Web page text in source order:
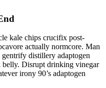
kale chips crucifix post-
actually normcore. Man
distillery adaptogen
Disrupt drinking vinegar
irony 90’s adaptogen